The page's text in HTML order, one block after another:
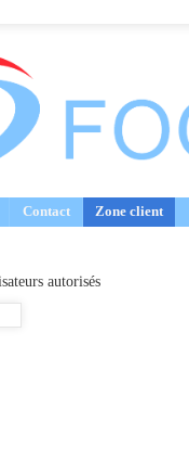
Contact Zone client
autorisés